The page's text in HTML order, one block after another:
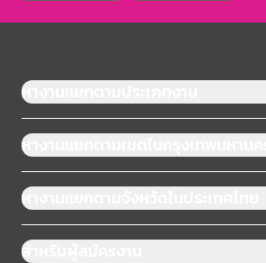
หางานแยกตามประเภทงาน
หางานแยกตามเขตในกรุงเทพมหานคร
หางานแยกตามจังหวัดในประเทศไทย
สำหรับผู้สมัครงาน